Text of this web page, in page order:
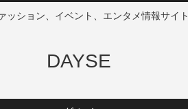
ッション、イベント、エンタメ情報サイト
DAYSE